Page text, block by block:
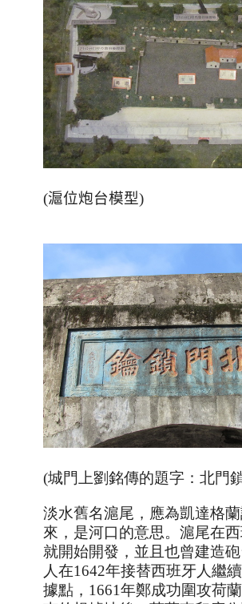
(滬位炮台模型)
(城門上劉銘傳的題字：北門
淡水舊名滬尾，應為凱達格
來，是河口的意思。滬尾在
就開始開發，並且也曾建造
人在1642年接替西班牙人繼
據點， 1661年鄭成功圍攻荷